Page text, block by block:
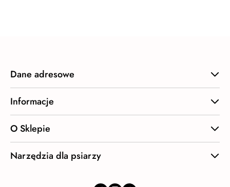
Dane adresowe
Informacje
O Sklepie
Narzędzia dla psiarzy